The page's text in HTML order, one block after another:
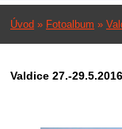
Úvod » Fotoalbum »
Valdice 27.-29.5.2016